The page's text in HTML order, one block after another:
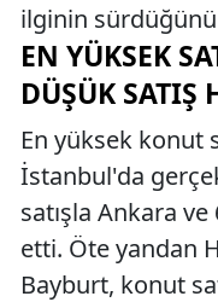
ilginin
EN YÜKSEK
DÜŞÜK SATIŞ
En yüksek konut
İstanbul'da
satışla Ankara
etti. Öte yandan
Bayburt, konut